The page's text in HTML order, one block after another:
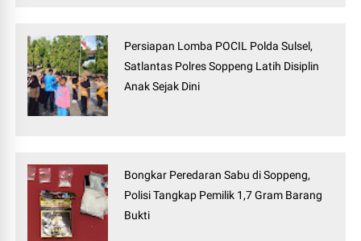
Persiapan Lomba POCIL Polda Sulsel,
Satlantas Polres Soppeng Latih Disiplin
Anak Sejak Dini
Bongkar Peredaran Sabu di Soppeng,
Polisi Tangkap Pemilik 1,7 Gram Barang
Bukti